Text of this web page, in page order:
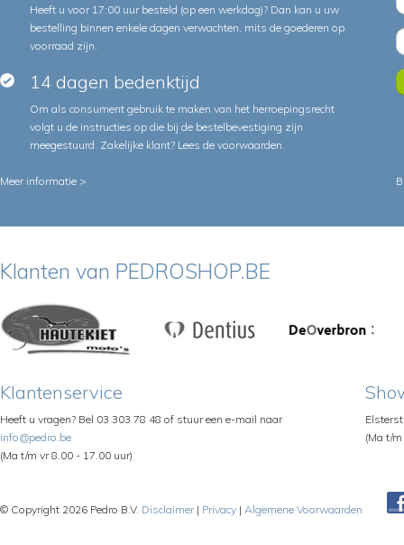
Heeft u voor 17:00 uur besteld (op een werkdag)? Dan kan u uw
bestelling binnen enkele dagen verwachten, mits de goederen op
voorraad zijn.
14 dagen bedenktijd
Om als consument gebruik te maken van het herroepingsrecht
volgt u de instructies op die bij de bestelbevestiging zijn
meegestuurd. Zakelijke klant? Lees de voorwaarden.
Meer informatie >
Klanten van PEDROSHOP.BE
Klantenservice
Heeft u vragen? Bel 03 303 78 48 of stuur een e-mail naar
info@pedro.be
(Ma t/m vr 8.00 - 17.00 uur)
(Ma t/
© Copyright 2026 Pedro B.V. Disclaimer| Privacy | Algemene Voorwaarden